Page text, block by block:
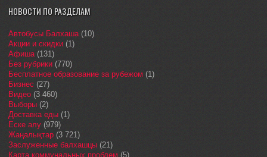
НОВОСТИ ПО РАЗДЕЛАМ
Автобусы Балхаша(10)
Акции и скидки (1)
Афиша(131)
Без рубрики (770)
Бесплатное образование за рубежом (1)
Бизнес (27)
Видео (3 460)
Выборы (2)
Доставка еды (1)
Еске алу (979)
Жаңалықтар (3 721)
Заслуженные балхашцы (21)
Карта коммунальных проблем (5)